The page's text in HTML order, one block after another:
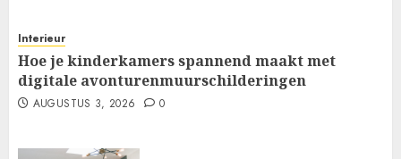
Interieur
Hoe je kinderkamers spannend maakt met
digitale avonturenmuurschilderingen
AUGUSTUS 3, 2026 0